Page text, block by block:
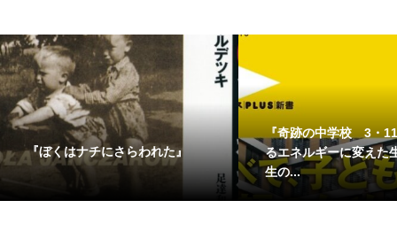
『ぼくはナチにさらわれた』
『奇跡の中学校 3・
るエネルギーに変えた
生の...